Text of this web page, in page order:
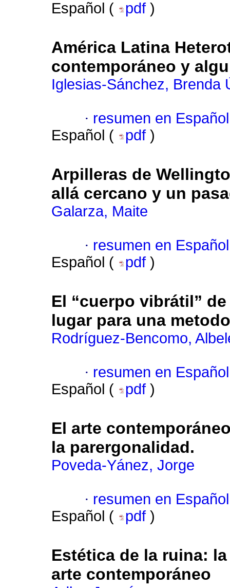
Español (
pdf )
América Latina
contemporáneo y
Iglesias-Sánchez, Brenda
· resumen en Español
Español (
pdf )
Arpilleras de
allá cercano y un
Galarza, Maite
· resumen en Español
Español (
pdf )
El “cuerpo vibrátil”
lugar para una
Rodríguez-Bencomo,
· resumen en Español
Español (
pdf )
El arte
la parergonalidad.
Poveda-Yánez, Jorge
· resumen en Español
Español (
pdf )
Estética de la ruina:
arte contemporáneo